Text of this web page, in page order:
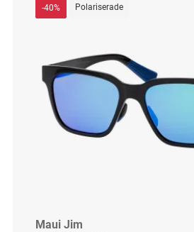
-40% Polariserade
Maui Jim